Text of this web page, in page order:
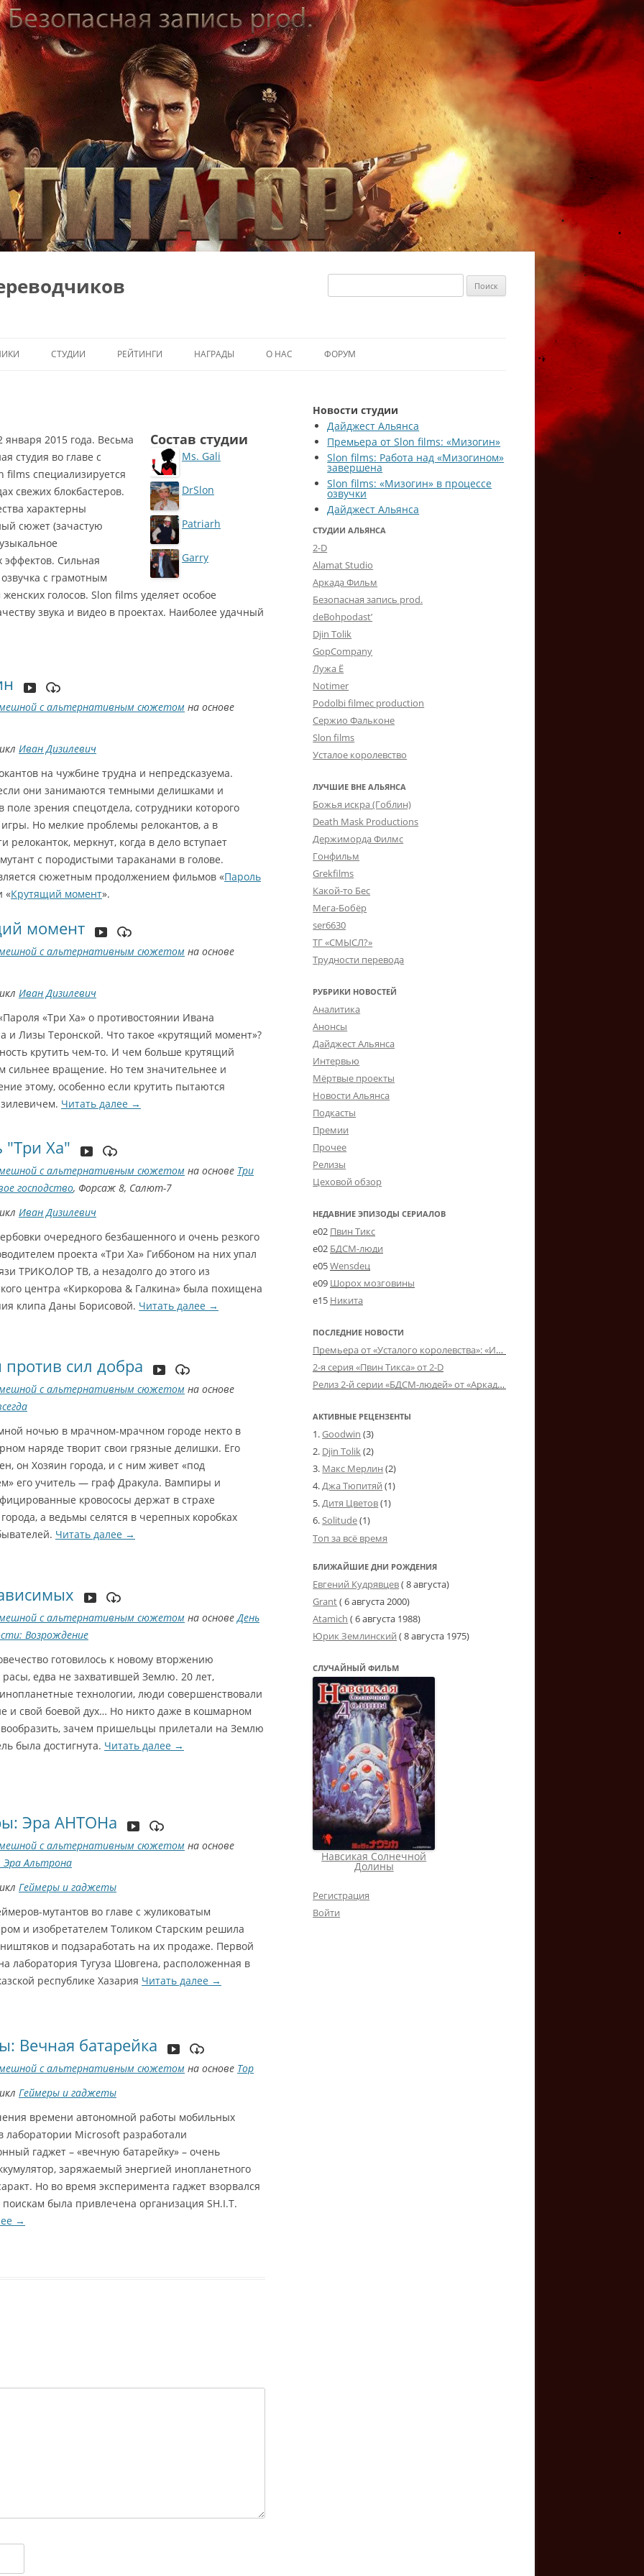
Найти:
СТУДИИ РЕЙТИНГИ НАГРАДЫ О НАС
ВСТУПЛЕНИЕ В АЛЬЯНС
ИСТОРИЯ АЛЬЯНСА
ФОРУМ
Состав студии
Ms. Gali
DrSlon
Patriarh
Garry
Tiger
января 2015 года. Весьма
студия во главе с
films специализируется
свежих блокбастеров.
характерны
сюжет (зачастую
эффектов. Сильная
с грамотным
голосов. Slon films уделяет особое
звука и видео в проектах. Наиболее удачный
с альтернативным сюжетом на основе
Иван Дизилевич
на чужбине трудна и непредсказуема.
они занимаются темными делишками и
поле зрения спецотдела, сотрудники которого
игры. Но мелкие проблемы релокантов, а в
релоканток, меркнут, когда в дело вступает
с породистыми тараканами в голове.
сюжетным продолжением фильмов «Пароль
«Крутящий момент».
момент
с альтернативным сюжетом на основе
Иван Дизилевич
«Три Ха» о противостоянии Ивана
и Лизы Теронской. Что такое «крутящий момент»?
крутить чем-то. И чем больше крутящий
сильнее вращение. Но тем значительнее и
этому, особенно если крутить пытаются
Читать далее →
"Три Ха"
с альтернативным сюжетом на основе Три
господство, Форсаж 8, Салют-7
Иван Дизилевич
очередного безбашенного и очень резкого
проекта «Три Ха» Гиббоном на них упал
ТРИКОЛОР ТВ, а незадолго до этого из
центра «Киркорова & Галкина» была похищена
клипа Даны Борисовой. Читать далее →
против сил добра
с альтернативным сюжетом на основе
ночью в мрачном-мрачном городе некто в
наряде творит свои грязные делишки. Его
он Хозяин города, и с ним живет «под
его учитель — граф Дракула. Вампиры и
кровососы держат в страхе
а ведьмы селятся в черепных коробках
Читать далее →
с альтернативным сюжетом на основе День
Возрождение
готовилось к новому вторжению
едва не захватившей Землю. 20 лет,
технологии, люди совершенствовали
и свой боевой дух… Но никто даже в кошмарном
зачем пришельцы прилетали на Землю
была достигнута. Читать далее →
Эра АНТОНа
с альтернативным сюжетом на основе
Альтрона
Геймеры и гаджеты
мутантов во главе с жуликоватым
и изобретателем Толиком Старским решила
и подзаработать на их продаже. Первой
лаборатория Тугуза Шовгена, расположенная в
республике Хазария Читать далее →
Вечная батарейка
с альтернативным сюжетом на основе Тор
Геймеры и гаджеты
времени автономной работы мобильных
лаборатории Microsoft разработали
гаджет – «вечную батарейку» – очень
заряжаемый энергией инопланетного
Но во время эксперимента гаджет взорвался
поискам была привлечена организация SH.I.T.
→
Новости студии
Дайджест Альянса
Премьера от Slon films: «Мизогин»
Slon films: Работа над «Мизогином»
завершена
Slon films: «Мизогин» в процессе
озвучки
Дайджест Альянса
СТУДИИ АЛЬЯНСА
2-D
Alamat Studio
Аркада Фильм
Безопасная запись prod.
deBohpodast’
Djin Tolik
GopCompany
Лужа Ё
Notimer
Podolbi filmec production
Сержио Фальконе
Slon films
Усталое королевство
ЛУЧШИЕ ВНЕ АЛЬЯНСА
Божья искра (Гоблин)
Death Mask Productions
Держиморда Филмс
Гонфильм
Grekfilms
Какой-то Бес
Мега-Бобёр
ser6630
ТГ «СМЫСЛ?»
Трудности перевода
РУБРИКИ НОВОСТЕЙ
Аналитика
Анонсы
Дайджест Альянса
Интервью
Мёртвые проекты
Новости Альянса
Подкасты
Премии
Прочее
Релизы
Цеховой обзор
НЕДАВНИЕ ЭПИЗОДЫ СЕРИАЛОВ
e02 Пвин Тикс
e02 БДСМ-люди
e05Wensdeц
e09 Шорох мозговины
e15 Никита
ПОСЛЕДНИЕ НОВОСТИ
Премьера от «Усталого королевства»: «Игорь начал»
2-я серия «Пвин Тикса» от 2-D
Релиз 2-й серии «БДСМ-людей» от «Аркада Фильм»
АКТИВНЫЕ РЕЦЕНЗЕНТЫ
Goodwin (3)
Djin Tolik(2)
Макс Мерлин (2)
Джа Тюпитяй (1)
Дитя Цветов(1)
Solitude(1)
Топ за всё время
БЛИЖАЙШИЕ ДНИ РОЖДЕНИЯ
Евгений Кудрявцев( 8 августа)
Grant(6 августа 2000)
Atamich (6 августа 1988)
Юрик Землинский (8 августа 1975)
СЛУЧАЙНЫЙ ФИЛЬМ
Навсикая Солнечной
Долины
Регистрация
Войти